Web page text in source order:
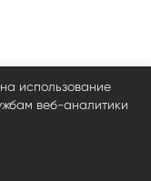
использование
веб-аналитики